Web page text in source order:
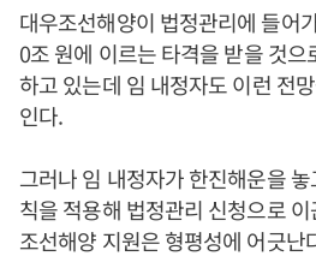
대우조선해양이 법정관리에 들어
0조 원에 이르는 타격을 받을 것
하고 있는데 임 내정자도 이런 전
인다.
그러나 임 내정자가 한진해운을
칙을 적용해 법정관리 신청으로
조선해양 지원은 형평성에 어긋난